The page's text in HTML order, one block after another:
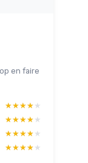
en faire
★★★★★
★★★★★
★★★★★
★★★★★
★★★★★
★★★★★
★★★★★
★★★★★